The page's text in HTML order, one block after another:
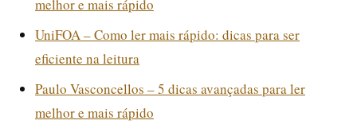
melhor e mais rápido
UniFOA – Como ler mais rápido: dicas para ser
eficiente na leitura
Paulo Vasconcellos – 5 dicas avançadas para ler
melhor e mais rápido